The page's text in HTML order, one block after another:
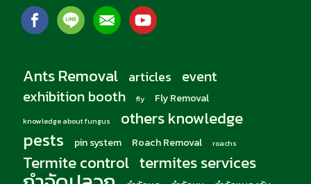
Ants Removal articles
event
exhibition booth
fly Fly Removal
knowledge about fungus others knowledge
pests pin system Roach Removal roachs
Termite control termites services